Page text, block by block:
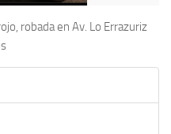
robada en Av. Lo Errazuriz